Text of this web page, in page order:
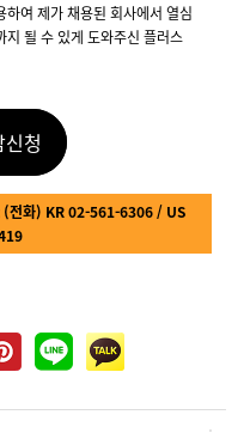
여 제가 채용된 회사에서 열심
될 수 있게 도와주신 플러스
청
전화) KR 02-561-6306 / US